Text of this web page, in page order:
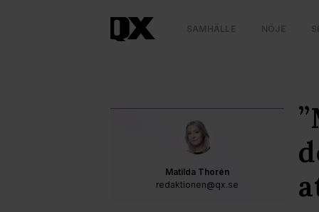
SAMHÄLLE NÖJE
Matilda Thorén
redaktionen@qx.se